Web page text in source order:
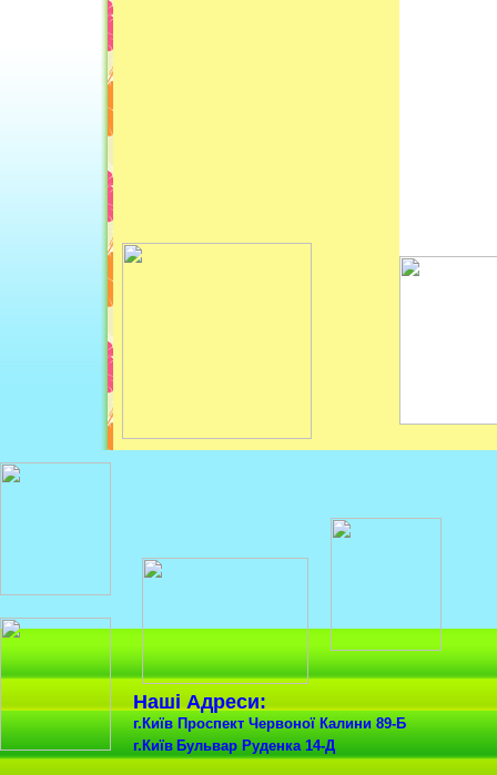
Наші Адреси:
г.Київ Проспект Червоної Калини 89-Б
г. Київ Бульвар Руденка 14-Д